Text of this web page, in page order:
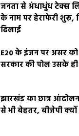
जनता से अंधाधुंध टेक्स
के नाम पर हेराफेरी शुरू,
ढिलाई
E20 के इंजन पर असर
सरकार की पोल उसके
झारखंड का छात्र आंदोलन
से भी बेहतर, बीजेपी